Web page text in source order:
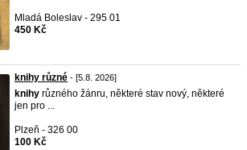
Mladá Boleslav - 295 01
450 Kč
knihy různé - [5.8. 2026]
knihy různého žánru, některé stav nový, některé
jen pro ...
Plzeň - 326 00
100 Kč